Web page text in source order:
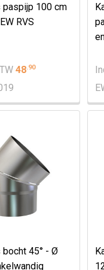
paspijp 100 cm
RVS
48.90
bocht 45° - Ø